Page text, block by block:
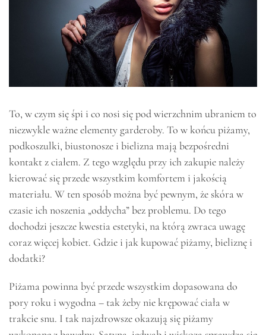
To, w czym się śpi i co nosi się pod wierzchnim ubraniem to
niezwykle ważne elementy garderoby. To w końcu piżamy,
podkoszulki, biustonosze i bielizna mają bezpośredni
kontakt z ciałem. Z tego względu przy ich zakupie należy
kierować się przede wszystkim komfortem i jakością
materiału. W ten sposób można być pewnym, że skóra w
czasie ich noszenia „oddycha” bez problemu. Do tego
dochodzi jeszcze kwestia estetyki, na którą zwraca uwagę
coraz więcej kobiet. Gdzie i jak kupować piżamy, bieliznę i
dodatki?
Piżama powinna być przede wszystkim dopasowana do
pory roku i wygodna – tak żeby nie krępować ciała w
trakcie snu. I tak najzdrowsze okazują się piżamy